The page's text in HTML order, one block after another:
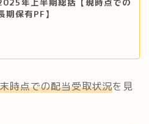
期保有PF】
時点での配当受取状況を見